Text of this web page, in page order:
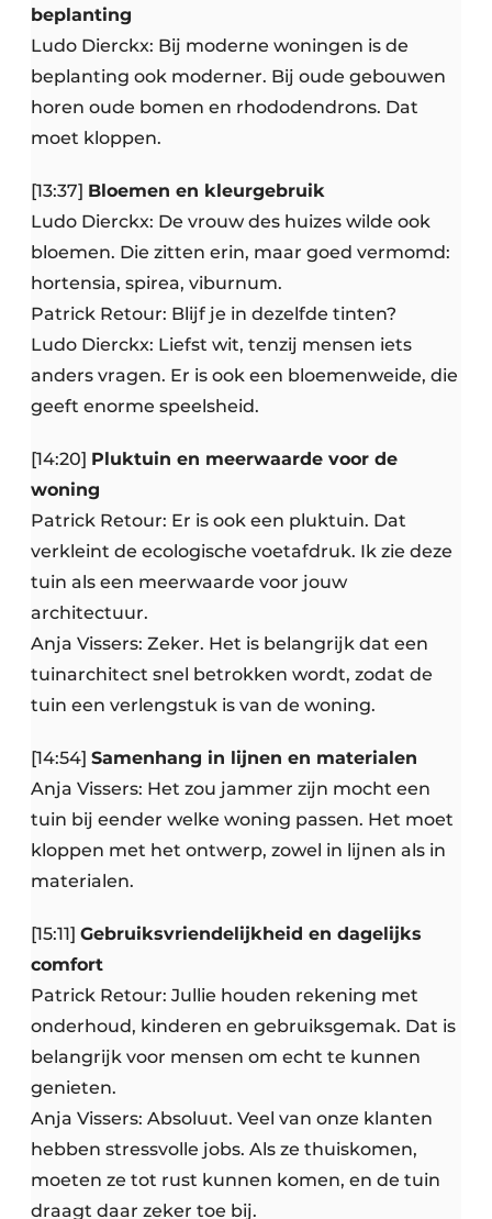
beplanting
Ludo Dierckx: Bij moderne woningen is de
beplanting ook moderner. Bij oude gebouwen
horen oude bomen en rhododendrons. Dat
moet kloppen.
[13:37] Bloemen en kleurgebruik
Ludo Dierckx: De vrouw des huizes wilde ook
bloemen. Die zitten erin, maar goed vermomd:
hortensia, spirea, viburnum.
Patrick Retour: Blijf je in dezelfde tinten?
Ludo Dierckx: Liefst wit, tenzij mensen iets
anders vragen. Er is ook een bloemenweide, die
geeft enorme speelsheid.
[14:20] Pluktuin en meerwaarde voor de
woning
Patrick Retour: Er is ook een pluktuin. Dat
verkleint de ecologische voetafdruk. Ik zie deze
tuin als een meerwaarde voor jouw
architectuur.
Anja Vissers: Zeker. Het is belangrijk dat een
tuinarchitect snel betrokken wordt, zodat de
tuin een verlengstuk is van de woning.
[14:54] Samenhang in lijnen en materialen
Anja Vissers: Het zou jammer zijn mocht een
tuin bij eender welke woning passen. Het moet
kloppen met het ontwerp, zowel in lijnen als in
materialen.
[15:11] Gebruiksvriendelijkheid en dagelijks
comfort
Patrick Retour: Jullie houden rekening met
onderhoud, kinderen en gebruiksgemak. Dat is
belangrijk voor mensen om echt te kunnen
genieten.
Anja Vissers: Absoluut. Veel van onze klanten
hebben stressvolle jobs. Als ze thuiskomen,
moeten ze tot rust kunnen komen, en de tuin
draagt daar zeker toe bij.